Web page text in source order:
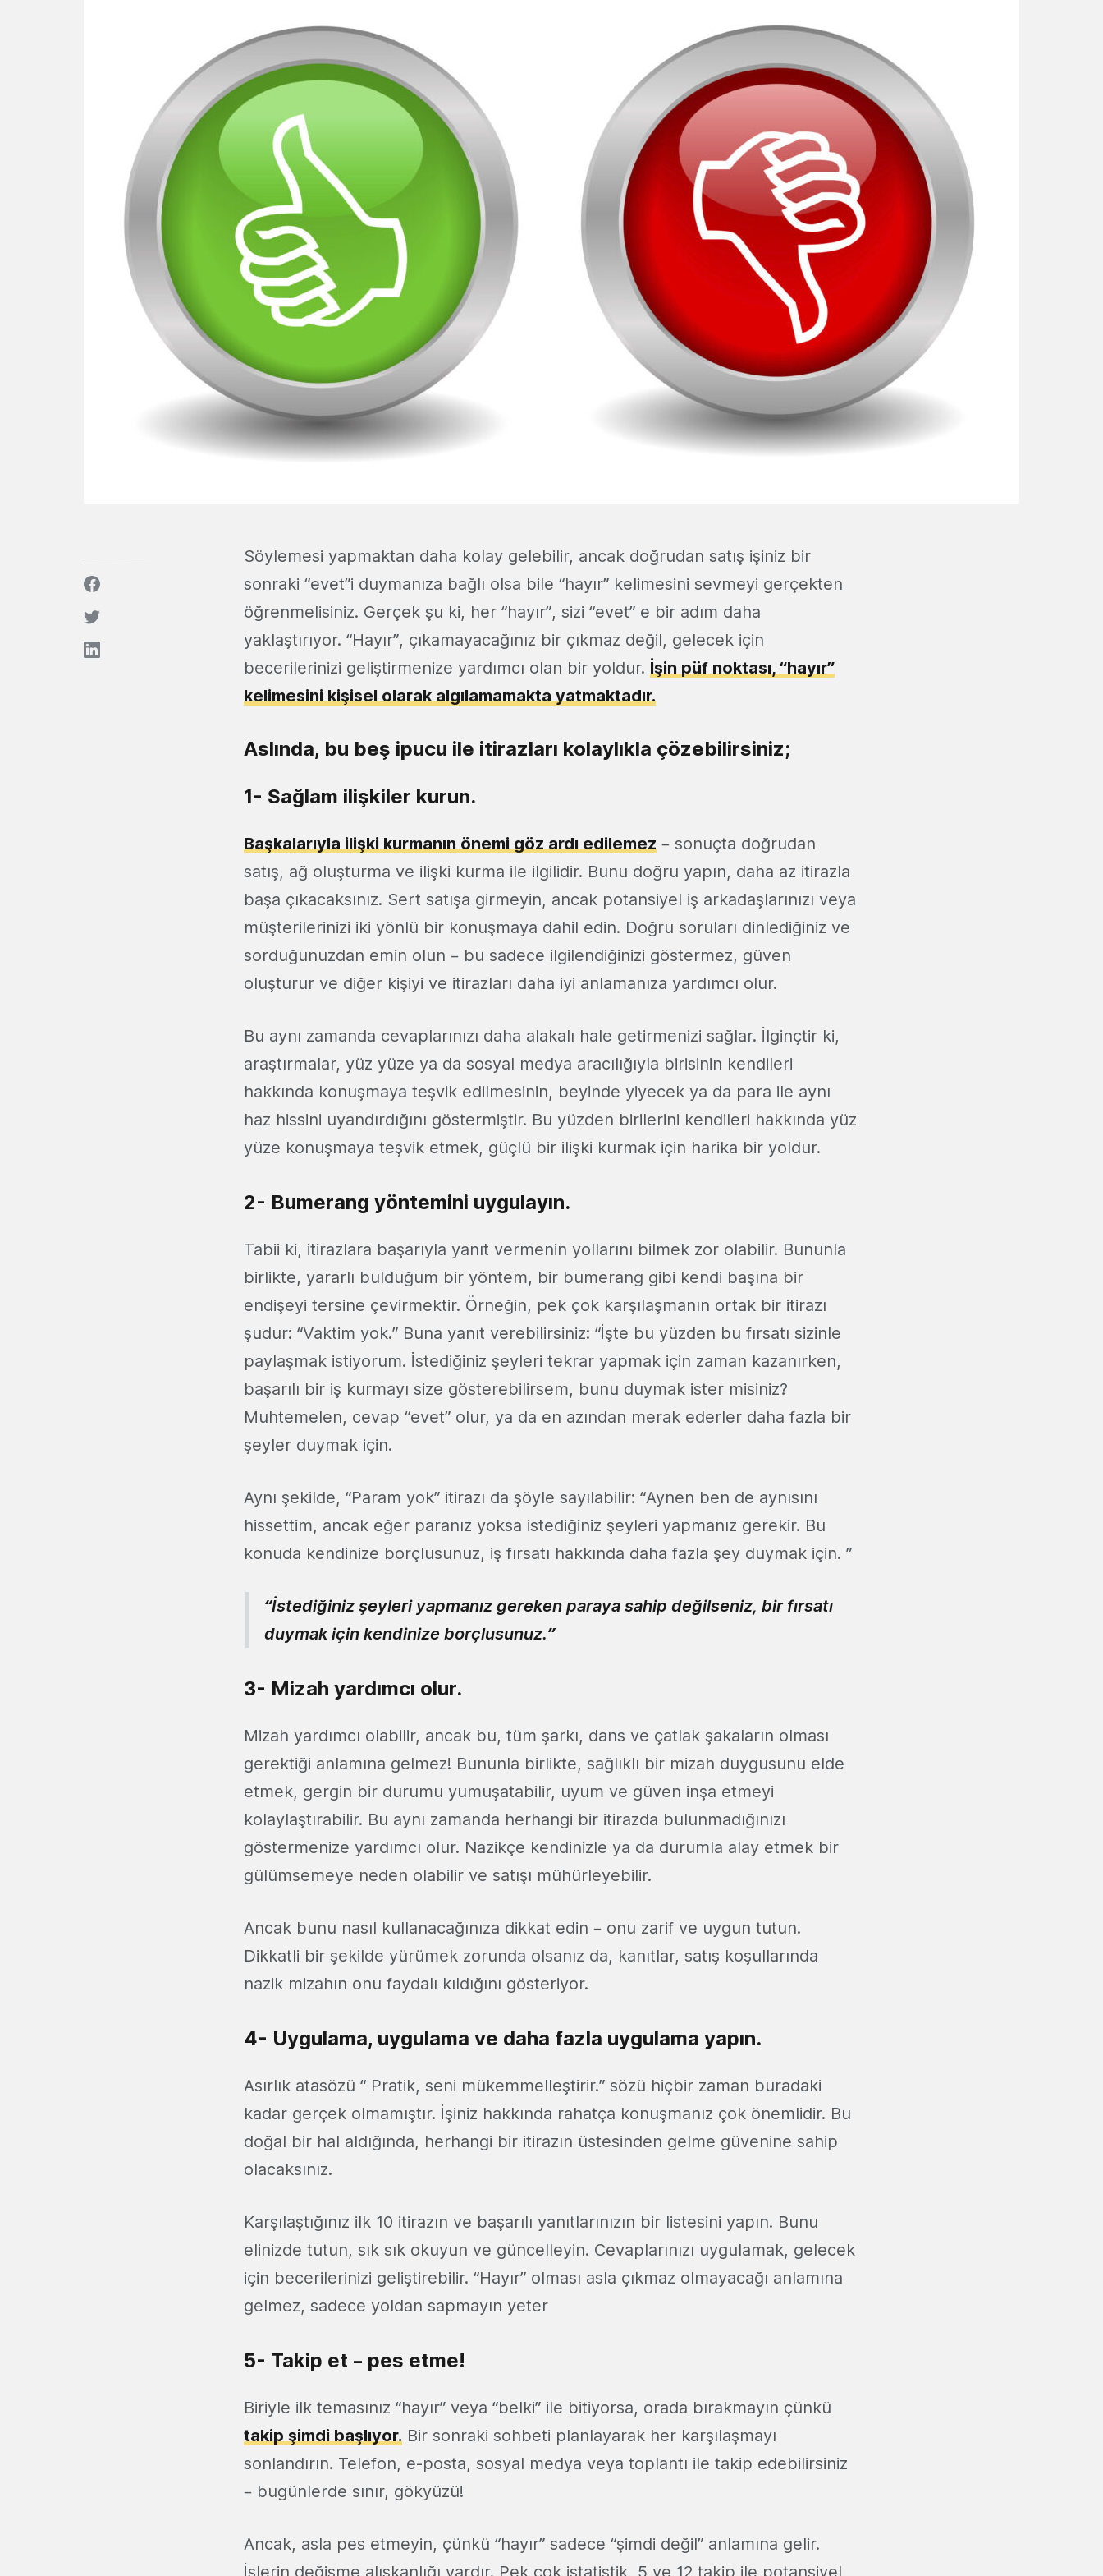
Söylemesi yapmaktan daha kolay gelebilir, ancak doğrudan satış işiniz bir
sonraki “evet”i duymanıza bağlı olsa bile “hayır” kelimesini sevmeyi gerçekten
öğrenmelisiniz. Gerçek şu ki, her “hayır”, sizi “evet” e bir adım daha
yaklaştırıyor. “Hayır”, çıkamayacağınız bir çıkmaz değil, gelecek için
becerilerinizi geliştirmenize yardımcı olan bir yoldur. İşin püf noktası, “hayır”
kelimesini kişisel olarak algılamamakta yatmaktadır.
Aslında, bu beş ipucu ile itirazları kolaylıkla çözebilirsiniz;
1- Sağlam ilişkiler kurun.
Başkalarıyla ilişki kurmanın önemi göz ardı edilemez – sonuçta doğrudan
satış, ağ oluşturma ve ilişki kurma ile ilgilidir. Bunu doğru yapın, daha az itirazla
başa çıkacaksınız. Sert satışa girmeyin, ancak potansiyel iş arkadaşlarınızı veya
müşterilerinizi iki yönlü bir konuşmaya dahil edin. Doğru soruları dinlediğiniz ve
sorduğunuzdan emin olun – bu sadece ilgilendiğinizi göstermez, güven
oluşturur ve diğer kişiyi ve itirazları daha iyi anlamanıza yardımcı olur.
Bu aynı zamanda cevaplarınızı daha alakalı hale getirmenizi sağlar. İlginçtir ki,
araştırmalar, yüz yüze ya da sosyal medya aracılığıyla birisinin kendileri
hakkında konuşmaya teşvik edilmesinin, beyinde yiyecek ya da para ile aynı
haz hissini uyandırdığını göstermiştir. Bu yüzden birilerini kendileri hakkında yüz
yüze konuşmaya teşvik etmek, güçlü bir ilişki kurmak için harika bir yoldur.
2- Bumerang yöntemini uygulayın.
Tabii ki, itirazlara başarıyla yanıt vermenin yollarını bilmek zor olabilir. Bununla
birlikte, yararlı bulduğum bir yöntem, bir bumerang gibi kendi başına bir
endişeyi tersine çevirmektir. Örneğin, pek çok karşılaşmanın ortak bir itirazı
şudur: “Vaktim yok.” Buna yanıt verebilirsiniz: “İşte bu yüzden bu fırsatı sizinle
paylaşmak istiyorum. İstediğiniz şeyleri tekrar yapmak için zaman kazanırken,
başarılı bir iş kurmayı size gösterebilirsem, bunu duymak ister misiniz?
Muhtemelen, cevap “evet” olur, ya da en azından merak ederler daha fazla bir
şeyler duymak için.
Aynı şekilde, “Param yok” itirazı da şöyle sayılabilir: “Aynen ben de aynısını
hissettim, ancak eğer paranız yoksa istediğiniz şeyleri yapmanız gerekir. Bu
konuda kendinize borçlusunuz, iş fırsatı hakkında daha fazla şey duymak için. ”
“İstediğiniz şeyleri yapmanız gereken paraya sahip değilseniz, bir fırsatı
duymak için kendinize borçlusunuz.”
3- Mizah yardımcı olur.
Mizah yardımcı olabilir, ancak bu, tüm şarkı, dans ve çatlak şakaların olması
gerektiği anlamına gelmez! Bununla birlikte, sağlıklı bir mizah duygusunu elde
etmek, gergin bir durumu yumuşatabilir, uyum ve güven inşa etmeyi
kolaylaştırabilir. Bu aynı zamanda herhangi bir itirazda bulunmadığınızı
göstermenize yardımcı olur. Nazikçe kendinizle ya da durumla alay etmek bir
gülümsemeye neden olabilir ve satışı mühürleyebilir.
Ancak bunu nasıl kullanacağınıza dikkat edin – onu zarif ve uygun tutun.
Dikkatli bir şekilde yürümek zorunda olsanız da, kanıtlar, satış koşullarında
nazik mizahın onu faydalı kıldığını gösteriyor.
4- Uygulama, uygulama ve daha fazla uygulama yapın.
Asırlık atasözü “ Pratik, seni mükemmelleştirir.” sözü hiçbir zaman buradaki
kadar gerçek olmamıştır. İşiniz hakkında rahatça konuşmanız çok önemlidir. Bu
doğal bir hal aldığında, herhangi bir itirazın üstesinden gelme güvenine sahip
olacaksınız.
Karşılaştığınız ilk 10 itirazın ve başarılı yanıtlarınızın bir listesini yapın. Bunu
elinizde tutun, sık sık okuyun ve güncelleyin. Cevaplarınızı uygulamak, gelecek
için becerilerinizi geliştirebilir. “Hayır” olması asla çıkmaz olmayacağı anlamına
gelmez, sadece yoldan sapmayın yeter
5- Takip et – pes etme!
Biriyle ilk temasınız “hayır” veya “belki” ile bitiyorsa, orada bırakmayın çünkü
takip şimdi başlıyor. Bir sonraki sohbeti planlayarak her karşılaşmayı
sonlandırın. Telefon, e-posta, sosyal medya veya toplantı ile takip edebilirsiniz
– bugünlerde sınır, gökyüzü!
Ancak, asla pes etmeyin, çünkü “hayır” sadece “şimdi değil” anlamına gelir.
İşlerin değişme alışkanlığı vardır. Pek çok istatistik, 5 ve 12 takip ile potansiyel